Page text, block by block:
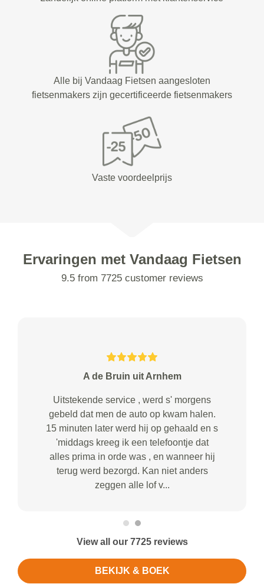
Alle bij Vandaag Fietsen aangesloten
fietsenmakers zijn gecertificeerde fietsenmakers
Vaste voordeelprijs
Ervaringen met Vandaag Fietsen
9.5 from 7725 customer reviews
A de Bruin uit Arnhem
Uitstekende service , werd s' morgens
gebeld dat men de auto op kwam halen.
15 minuten later werd hij op gehaald en s
'middags kreeg ik een telefoontje dat
alles prima in orde was , en wanneer hij
terug werd bezorgd. Kan niet anders
zeggen alle lof v...
View all our 7725 reviews
BEKIJK & BOEK